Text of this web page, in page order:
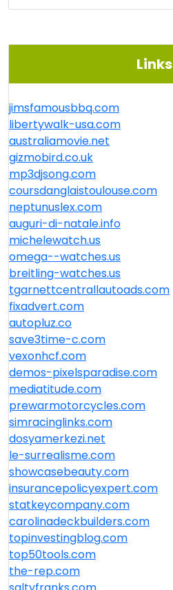
Links
jimsfamousbbq.com
libertywalk-usa.com
australiamovie.net
gizmobird.co.uk
mp3djsong.com
coursdanglaistoulouse.com
neptunuslex.com
auguri-di-natale.info
michelewatch.us
omega--watches.us
breitling-watches.us
tgarnettcentrallautoads.com
fixadvert.com
autopluz.co
save3time-c.com
vexonhcf.com
demos-pixelsparadise.com
mediatitude.com
prewarmotorcycles.com
simracinglinks.com
dosyamerkezi.net
le-surrealisme.com
showcasebeauty.com
insurancepolicyexpert.com
statkeycompany.com
carolinadeckbuilders.com
topinvestingblog.com
top50tools.com
the-rep.com